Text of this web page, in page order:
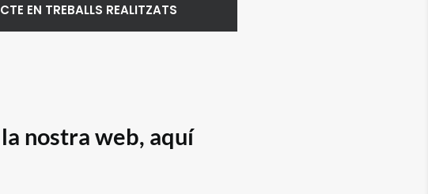
EN TREBALLS REALITZATS
nostra web, aquí